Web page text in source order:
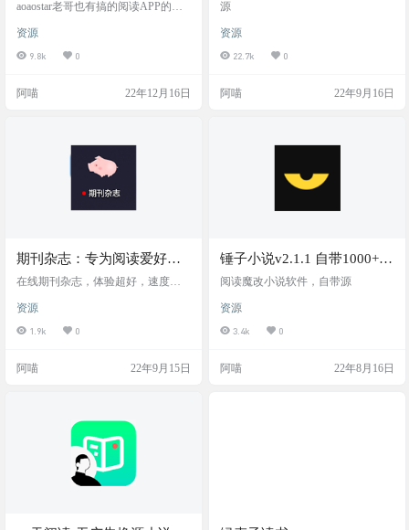
aoaostar老哥也有搞的阅读APP的书
源 「阅读」APP不同于其他小说阅
读软件，其原理为：解析小说网站
因此安装后还需要自行寻找并导入
e] 主题[theme] 阅读排版[readCo…
资源
9.8k 0
阿喵 22年12月16日
源
资源
22.7k 0
阿喵 22年9月16日
期刊杂志：专为阅读爱好者
打造的掌上阅读工具，附网
在线期刊杂志，体验超好，速度极
资源
1.9k 0
阿喵 22年9月15日
锤子小说v2.1.1 自带1000+书
源(含飞卢)无广
阅读魔改小说软件，自带源
资源
3.4k 0
阿喵 22年8月16日